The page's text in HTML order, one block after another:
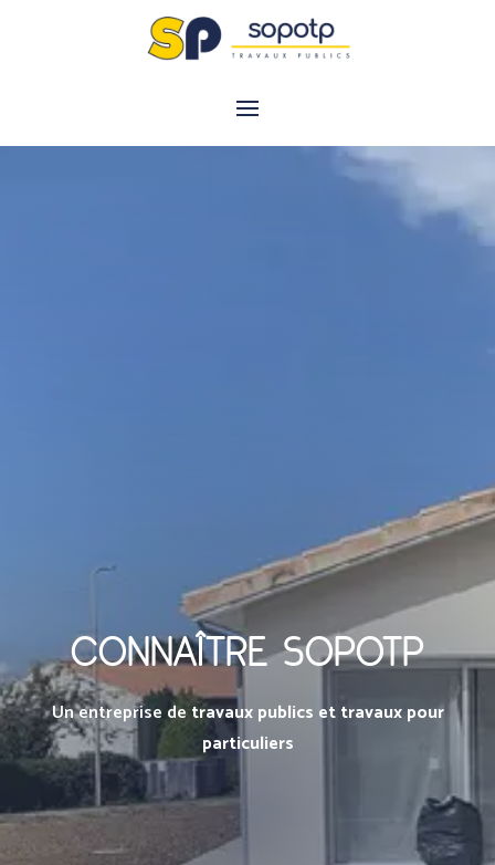
CONNAÎTRE SOPOTP
Un entreprise de travaux publics et travaux pour
particuliers